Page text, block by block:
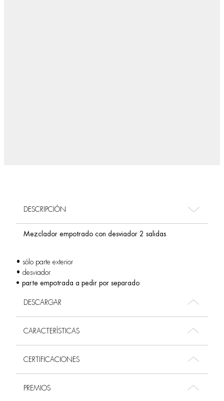
DESCRIPCIÓN
Mezclador empotrado con desviador 2 salidas
• sólo parte exterior
• desviador
• parte empotrada a pedir por separado
DESCARGAR
CARACTERÍSTICAS
CERTIFICACIONES
PREMIOS